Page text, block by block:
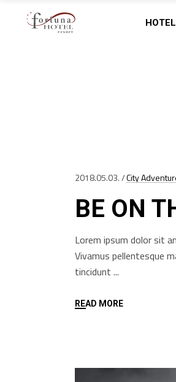
HOTEL
2018.05.03. City
BE ON
Lorem ipsum dolor sit
Vivamus pellentesque
tincidunt
READ MORE